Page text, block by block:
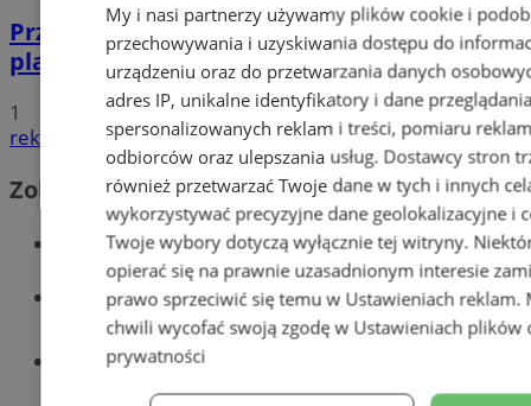
Przyszłość Wodzisławia Śląskiego:
planowane inwestycje na 2025 rok
1
reklama
Zobacz również
Wiadomości kryminalne w Wodzisławiu
Wiadomości lokalne
Tworzenie stron www - Wodzisław
My i nasi partnerzy używamy plików cookie i
przechowywania i uzyskiwania dostępu do
urządzeniu oraz do przetwarzania danych
adres IP, unikalne identyfikatory i dane
spersonalizowanych reklam i treści, pomiaru
odbiorców oraz ulepszania usług. Dostawcy stron
również przetwarzać Twoje dane w tych i innych
wykorzystywać precyzyjne dane geolokalizacyjne i
Twoje wybory dotyczą wyłącznie tej witryny.
opierać się na prawnie uzasadnionym interesie
prawo sprzeciwić się temu w Ustawieniach reklam.
chwili wycofać swoją zgodę w Ustawieniach plików
prywatności